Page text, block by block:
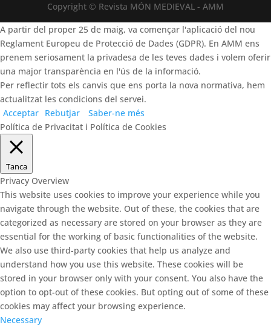
Copyright © Revista MÓN MEDIEVAL - AMM
A partir del proper 25 de maig, va començar l'aplicació del nou
Reglament Europeu de Protecció de Dades (GDPR). En AMM ens
prenem seriosament la privadesa de les teves dades i volem oferir
una major transparència en l'ús de la informació.
Per reflectir tots els canvis que ens porta la nova normativa, hem
actualitzat les condicions del servei.
Acceptar Rebutjar
Saber-ne més
Política de Privacitat i Política de Cookies
Tanca
Privacy Overview
This website uses cookies to improve your experience while you
navigate through the website. Out of these, the cookies that are
categorized as necessary are stored on your browser as they are
essential for the working of basic functionalities of the website.
We also use third-party cookies that help us analyze and
understand how you use this website. These cookies will be
stored in your browser only with your consent. You also have the
option to opt-out of these cookies. But opting out of some of these
cookies may affect your browsing experience.
Necessary